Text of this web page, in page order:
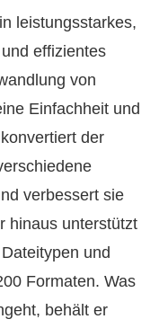
leistungsstarkes,
effizientes
von
Einfachheit und
der
verbessert sie
hinaus unterstützt
und
Formaten. Was
behält er